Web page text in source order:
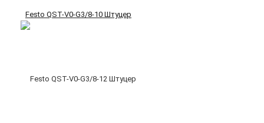
Festo QST-V0-G3/8-10 Штуцер